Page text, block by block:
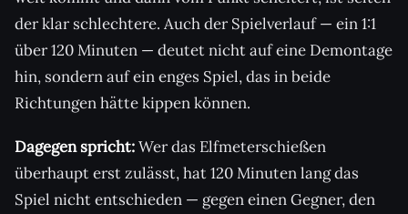
der klar schlechtere. Auch der Spielverlauf — ein 1:1
über 120 Minuten — deutet nicht auf eine Demontage
hin, sondern auf ein enges Spiel, das in beide
Richtungen hätte kippen können.
Dagegen spricht:Wer das Elfmeterschießen
überhaupt erst zulässt, hat 120 Minuten lang das
Spiel nicht entschieden — gegen einen Gegner, den